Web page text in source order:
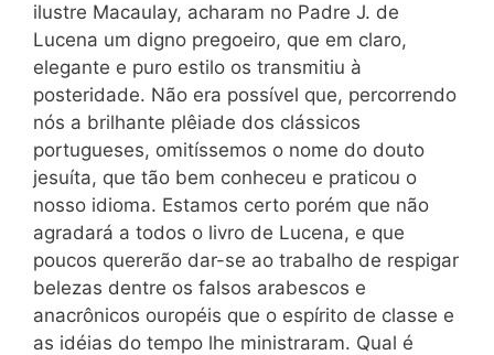
ilustre Macaulay, acharam no Padre J. de
Lucena um digno pregoeiro, que em claro,
elegante e puro estilo os transmitiu à
posteridade. Não era possível que, percorrendo
nós a brilhante plêiade dos clássicos
portugueses, omitíssemos o nome do douto
jesuíta, que tão bem conheceu e praticou o
nosso idioma. Estamos certo porém que não
agradará a todos o livro de Lucena, e que
poucos quererão dar-se ao trabalho de respigar
belezas dentre os falsos arabescos e
anacrônicos ouropéis que o espírito de classe e
as idéias do tempo lhe ministraram. Qual é